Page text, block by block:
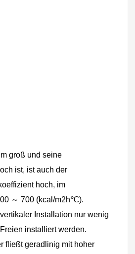
groß und seine
ist, ist auch der
hoch, im
～ 700 (kcal/m2h℃).
installiert werden.